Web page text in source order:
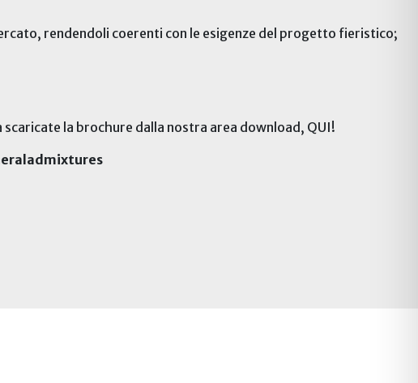
rendendoli coerenti con le esigenze del progetto fieristico;
la brochure dalla nostra area download, QUI!